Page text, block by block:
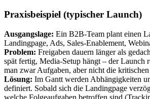
Praxisbeispiel (typischer Launch)
Ausgangslage: Ein B2B-Team plant einen
Landingpage, Ads, Sales-Enablement,
Problem: Freigaben dauern länger als
spät fertig, Media-Setup hängt – der Launch
man zwar Aufgaben, aber nicht die kritischen
Lösung: Im Gantt werden Abhängigkeiten
definiert. Sobald sich die Landingpage
welche Folgeaufgaben betroffen sind